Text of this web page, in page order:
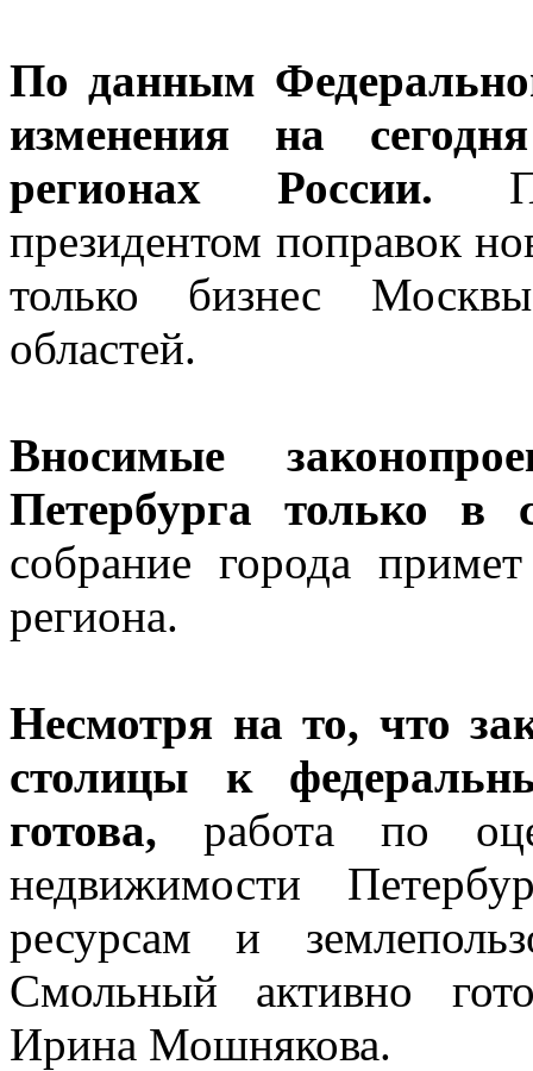
По данным
изменения на
регионах России.
президентом поправок
только бизнес
областей.
Вносимые
Петербурга только в
собрание города
региона.
Несмотря на то, что
столицы к
готова, работа по
недвижимости
ресурсам и
Смольный активно
Ирина Мошнякова.